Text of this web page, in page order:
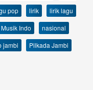
pop lirik
lirik lagu
Musik Indo
nasional
jambi
Pilkada Jambi